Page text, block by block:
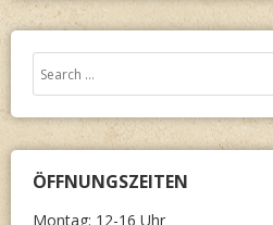
Search
for:
ÖFFNUNGSZEITEN
Montag: 12-16 Uhr